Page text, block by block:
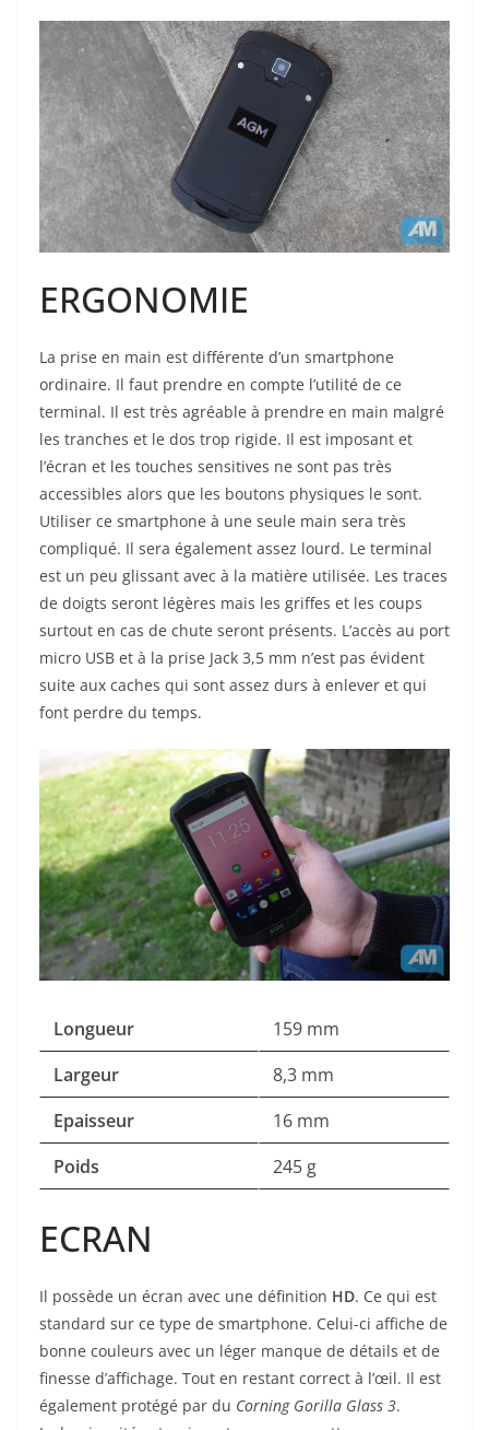
ERGONOMIE
La prise en main est différente d’un smartphone
ordinaire. Il faut prendre en compte l’utilité de ce
terminal. Il est très agréable à prendre en main malgré
les tranches et le dos trop rigide. Il est imposant et
l’écran et les touches sensitives ne sont pas très
accessibles alors que les boutons physiques le sont.
Utiliser ce smartphone à une seule main sera très
compliqué. Il sera également assez lourd. Le terminal
est un peu glissant avec à la matière utilisée. Les traces
de doigts seront légères mais les griffes et les coups
surtout en cas de chute seront présents. L’accès au port
micro USB et à la prise Jack 3,5 mm n’est pas évident
suite aux caches qui sont assez durs à enlever et qui
font perdre du temps.
Longueur
159 mm
Largeur
8,3 mm
Epaisseur
16 mm
Poids
245 g
ECRAN
Il possède un écran avec une définition HD. Ce qui est
standard sur ce type de smartphone. Celui-ci affiche de
bonne couleurs avec un léger manque de détails et de
finesse d’affichage. Tout en restant correct à l’œil. Il est
également protégé par du Corning Gorilla Glass 3.